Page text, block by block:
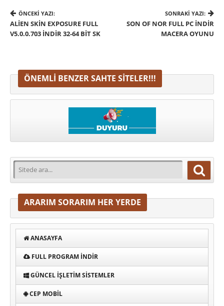
ÖNCEKI YAZI:
ALIEN SKIN EXPOSURE FULL
V5.0.0.703 İNDIR 32-64 BIT SK
SONRAKI YAZI:
SON OF NOR FULL PC İNDIR
MACERA OYUNU
ÖNEMLI BENZER SAHTE SITELER!!!
ARARIM SORARIM HER YERDE
ANASAYFA
FULL PROGRAM INDIR
GÜNCEL İŞLETIM SISTEMLER
CEP MOBIL